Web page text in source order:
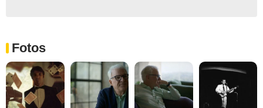
Fotos